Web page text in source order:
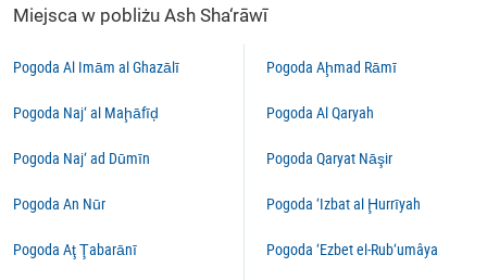
Miejsca w pobliżu Ash Sha‘rāwī
Pogoda Al Imām al Ghazālī
Pogoda Naj‘ al Maḩāfīḑ
Pogoda Naj‘ ad Dūmīn
Pogoda An Nūr
Pogoda Aţ Ţabarānī
Pogoda Aḩmad Rāmī
Pogoda Al Qaryah
Pogoda Qaryat Nāşir
Pogoda ‘Izbat al Ḩurrīyah
Pogoda ‘Ezbet el-Rub‘umâya